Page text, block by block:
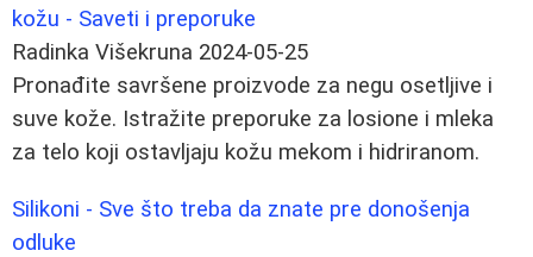
kožu - Saveti i preporuke
Radinka Višekruna 2024-05-25
Pronađite savršene proizvode za negu osetljive i
suve kože. Istražite preporuke za losione i mleka
za telo koji ostavljaju kožu mekom i hidriranom.
Silikoni - Sve što treba da znate pre donošenja
odluke